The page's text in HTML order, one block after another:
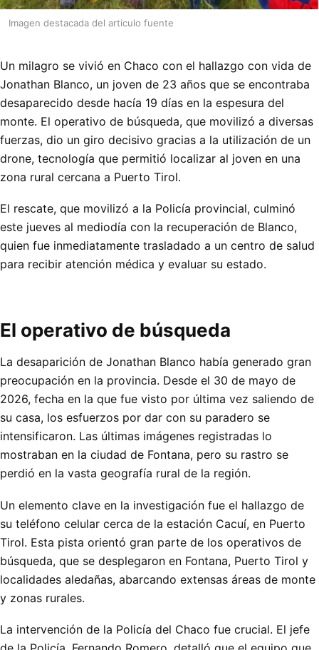
Imagen destacada del articulo fuente
Un milagro se vivió en Chaco con el hallazgo con vida de
Jonathan Blanco, un joven de 23 años que se encontraba
desaparecido desde hacía 19 días en la espesura del
monte. El operativo de búsqueda, que movilizó a diversas
fuerzas, dio un giro decisivo gracias a la utilización de un
drone, tecnología que permitió localizar al joven en una
zona rural cercana a Puerto Tirol.
El rescate, que movilizó a la Policía provincial, culminó
este jueves al mediodía con la recuperación de Blanco,
quien fue inmediatamente trasladado a un centro de salud
para recibir atención médica y evaluar su estado.
El operativo de búsqueda
La desaparición de Jonathan Blanco había generado gran
preocupación en la provincia. Desde el 30 de mayo de
2026, fecha en la que fue visto por última vez saliendo de
su casa, los esfuerzos por dar con su paradero se
intensificaron. Las últimas imágenes registradas lo
mostraban en la ciudad de Fontana, pero su rastro se
perdió en la vasta geografía rural de la región.
Un elemento clave en la investigación fue el hallazgo de
su teléfono celular cerca de la estación Cacuí, en Puerto
Tirol. Esta pista orientó gran parte de los operativos de
búsqueda, que se desplegaron en Fontana, Puerto Tirol y
localidades aledañas, abarcando extensas áreas de monte
y zonas rurales.
La intervención de la Policía del Chaco fue crucial. El jefe